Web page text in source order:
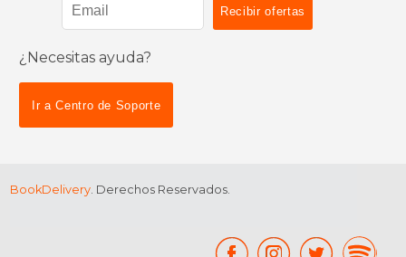
¿Necesitas ayuda?
Ir a Centro de Soporte
BookDelivery. Derechos Reservados.